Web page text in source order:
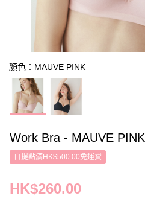
顏色：MAUVE PINK
Work Bra - MAUVE PINK
自提點滿HK$500.00免運費
HK$260.00